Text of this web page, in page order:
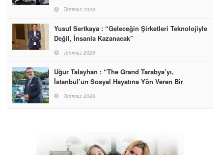
Temmuz 2026
Yusuf Sertkaya : “Geleceğin Şirketleri Teknolojiyle
Değil, İnsanla Kazanacak”
Temmuz 2026
Uğur Talayhan : “The Grand Tarabya’yı,
İstanbul’un Sosyal Hayatına Yön Veren Bir
Destinasyon Haline Getirmeyi Hedefliyorum”
Temmuz 2026